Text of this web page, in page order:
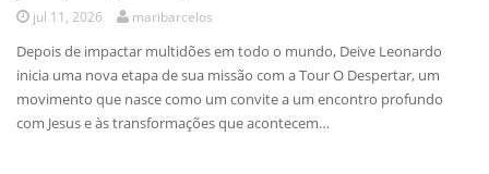
jul 11, 2026 maribarcelos
Depois de impactar multidões em todo o mundo, Deive Leonardo
inicia uma nova etapa de sua missão com a Tour O Despertar, um
movimento que nasce como um convite a um encontro profundo
com Jesus e às transformações que acontecem…